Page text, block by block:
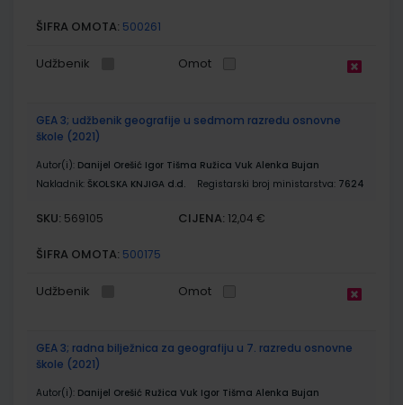
ŠIFRA OMOTA: 500261
Udžbenik Omot
GEA 3; udžbenik geografije u sedmom razredu osnovne
škole (2021)
Autor(i): Danijel Orešić Igor Tišma Ružica Vuk Alenka Bujan
Nakladnik: ŠKOLSKA KNJIGA d.d. Registarski broj ministarstva: 7624
SKU: 569105 CIJENA: 12,04 €
ŠIFRA OMOTA: 500175
Udžbenik Omot
GEA 3; radna bilježnica za geografiju u 7. razredu osnovne
škole (2021)
Autor(i): Danijel Orešić Ružica Vuk Igor Tišma Alenka Bujan